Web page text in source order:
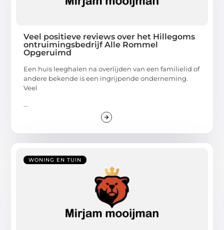
Veel positieve reviews over het Hillegoms
ontruimingsbedrijf Alle Rommel
Opgeruimd
Een huis leeghalen na overlijden van een familielid of
andere bekende is een ingrijpende onderneming.
Veel
...
WONING EN TUIN